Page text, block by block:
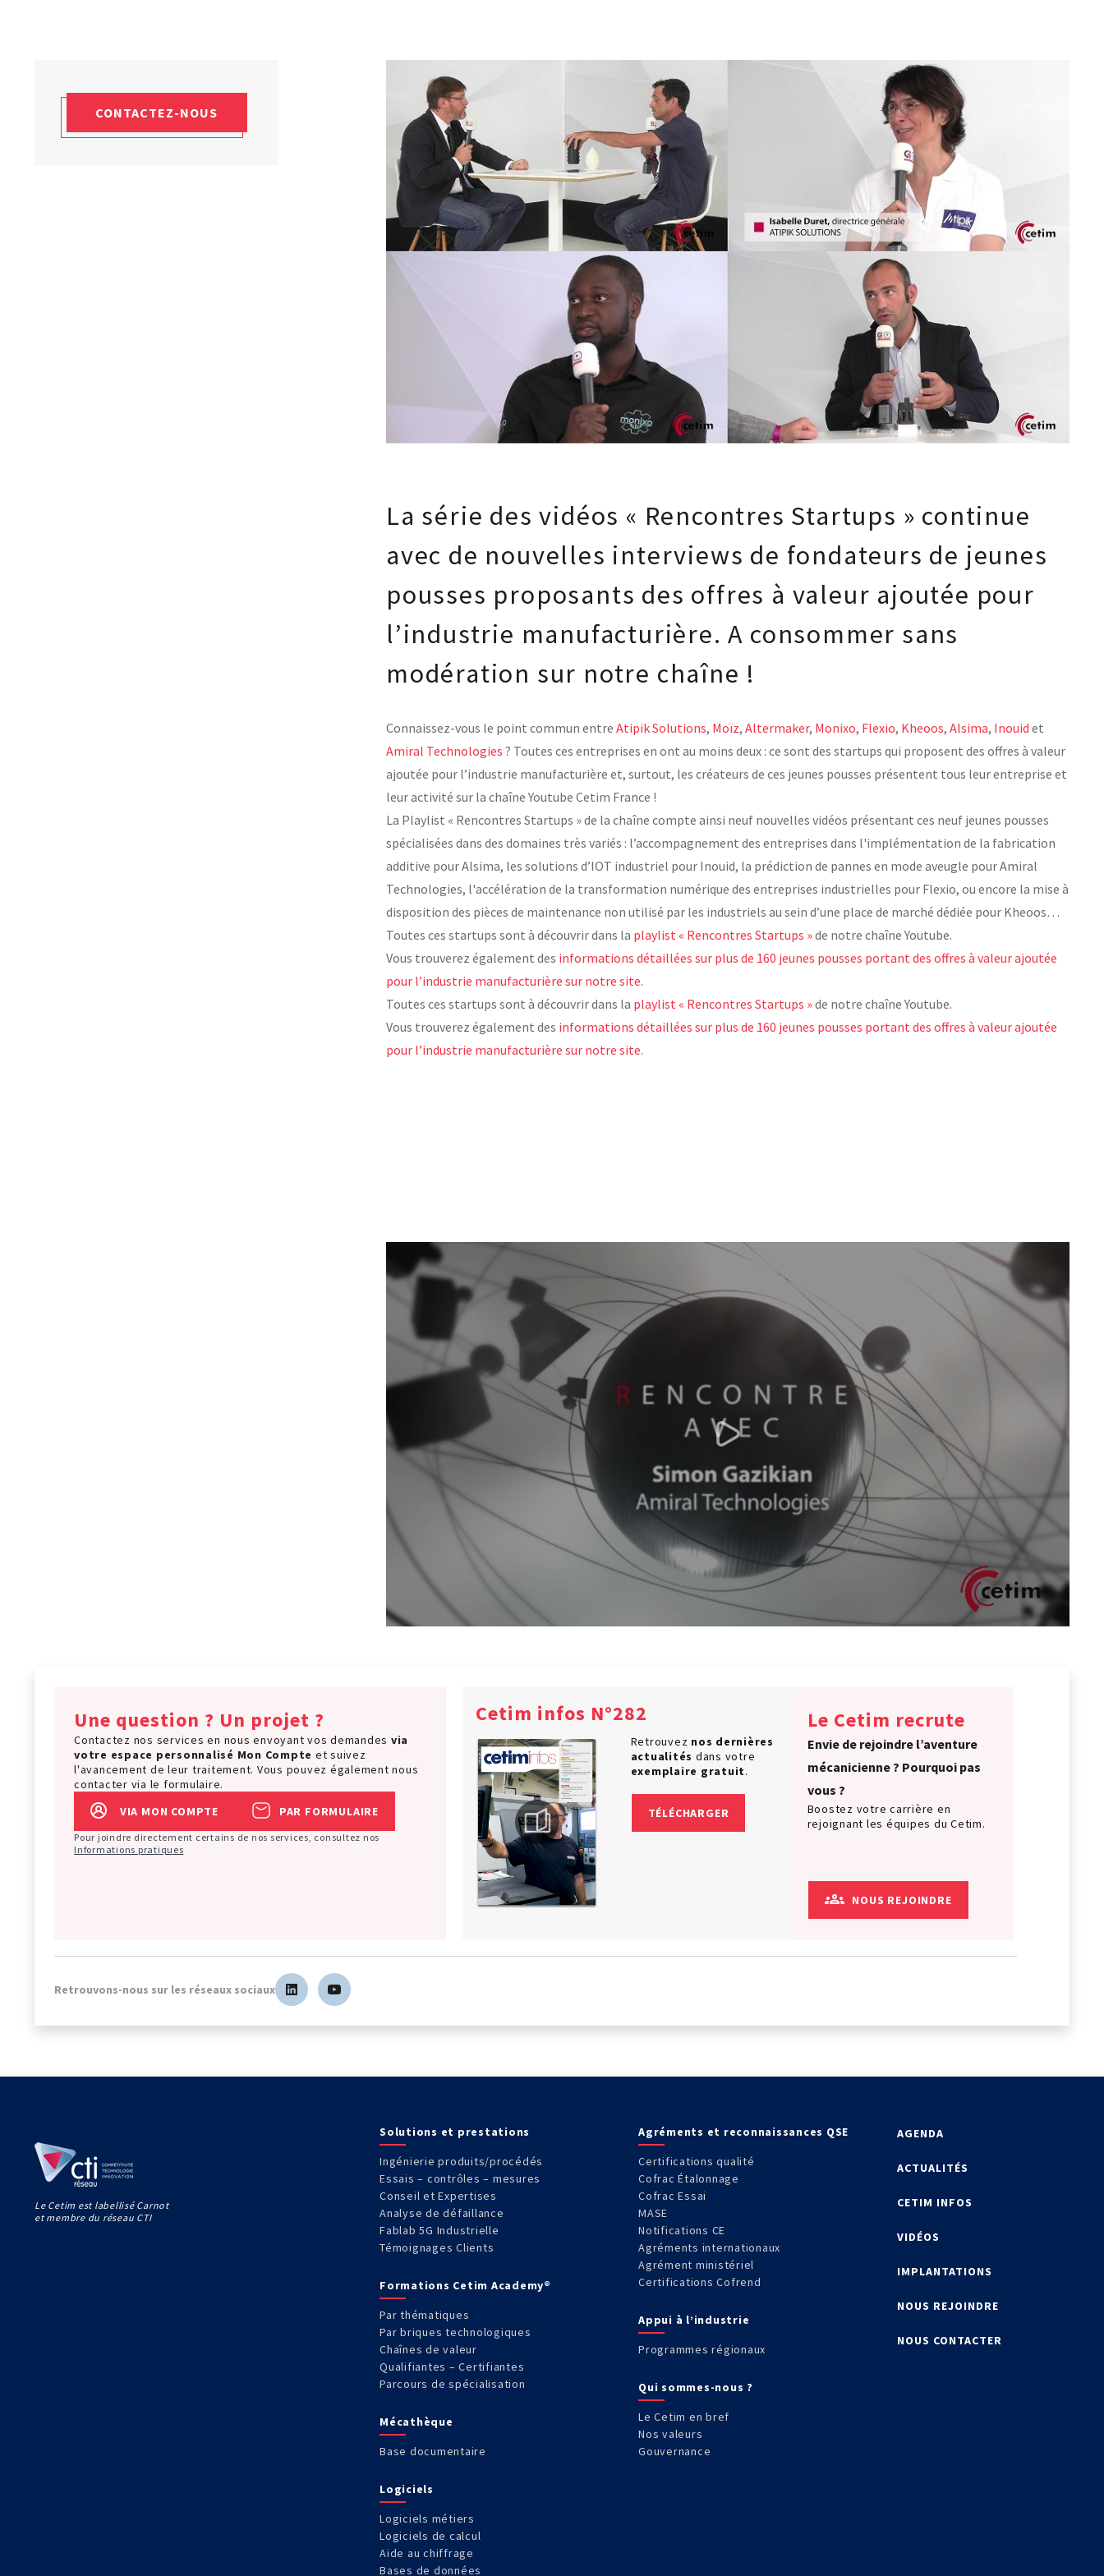
Parcours de spécialisation
Vidéo de présentation
CONTACTEZ-NOUS
La série des vidéos « Rencontres Startups » continue
avec de nouvelles interviews de fondateurs de jeunes
pousses proposants des offres à valeur ajoutée pour
l’industrie manufacturière. A consommer sans
modération sur notre chaîne !
Connaissez-vous le point commun entre Atipik Solutions, Moïz, Altermaker, Monixo, Flexio, Kheoos, Alsima, Inouid et
Amiral Technologies ? Toutes ces entreprises en ont au moins deux : ce sont des startups qui proposent des offres à valeur
ajoutée pour l’industrie manufacturière et, surtout, les créateurs de ces jeunes pousses présentent tous leur entreprise et
leur activité sur la chaîne Youtube Cetim France !
La Playlist « Rencontres Startups » de la chaîne compte ainsi neuf nouvelles vidéos présentant ces neuf jeunes pousses
spécialisées dans des domaines très variés : l’accompagnement des entreprises dans l'implémentation de la fabrication
additive pour Alsima, les solutions d’IOT industriel pour Inouid, la prédiction de pannes en mode aveugle pour Amiral
Technologies, l'accélération de la transformation numérique des entreprises industrielles pour Flexio, ou encore la mise à
disposition des pièces de maintenance non utilisé par les industriels au sein d’une place de marché dédiée pour Kheoos…
Toutes ces startups sont à découvrir dans la playlist « Rencontres Startups »de notre chaîne Youtube.
Vous trouverez également des informations détaillées sur plus de 160 jeunes pousses portant des offres à valeur ajoutée
pour l’industrie manufacturière sur notre site.
Toutes ces startups sont à découvrir dans la playlist « Rencontres Startups »de notre chaîne Youtube.
Vous trouverez également des informations détaillées sur plus de 160 jeunes pousses portant des offres à valeur ajoutée
pour l’industrie manufacturière sur notre site.
Une question ? Un projet ?
Contactez nos services en nous envoyant vos demandes via
votre espace personnalisé Mon Compte et suivez
l'avancement de leur traitement. Vous pouvez également nous
contacter via le formulaire.
VIA MON COMPTE
PAR FORMULAIRE
Pour joindre directement certains de nos services, consultez nos
Informations pratiques
Cetim infos N°282
Retrouvez nos dernières
actualités dans votre
exemplaire gratuit.
TÉLÉCHARGER
Le Cetim recrute
Envie de rejoindre l’aventure
mécanicienne ? Pourquoi pas
vous ?
Boostez votre carrière en
rejoignant les équipes du Cetim.
NOUS REJOINDRE
Retrouvons-nous sur les réseaux sociaux
Le Cetim est labellisé Carnot
et membre du réseau CTI
Solutions et prestations
Ingénierie produits/procédés
Essais – contrôles – mesures
Conseil et Expertises
Analyse de défaillance
Fablab 5G Industrielle
Témoignages Clients
Formations Cetim Academy®
Par thématiques
Par briques technologiques
Chaînes de valeur
Qualifiantes – Certifiantes
Parcours de spécialisation
Mécathèque
Base documentaire
Logiciels
Logiciels métiers
Logiciels de calcul
Aide au chiffrage
Bases de données
Agréments et reconnaissances QSE
Certifications qualité
Cofrac Étalonnage
Cofrac Essai
MASE
Notifications CE
Agréments internationaux
Agrément ministériel
Certifications Cofrend
Appui à l’industrie
Programmes régionaux
Qui sommes-nous ?
Le Cetim en bref
Nos valeurs
Gouvernance
AGENDA
ACTUALITÉS
CETIM INFOS
VIDÉOS
IMPLANTATIONS
NOUS REJOINDRE
NOUS CONTACTER